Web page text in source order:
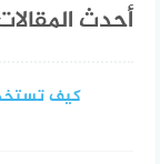
أحدث
كيف